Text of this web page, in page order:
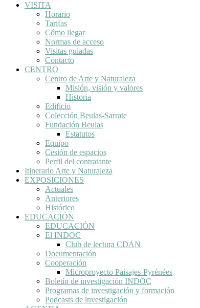
VISITA
Horario
Tarifas
Cómo llegar
Normas de acceso
Visitas guiadas
Contacto
CENTRO
Centro de Arte y Naturaleza
Misión, visión y valores
Historia
Edificio
Colección Beulas-Sarrate
Fundación Beulas
Estatutos
Equipo
Cesión de espacios
Perfil del contratante
Itinerario Arte y Naturaleza
EXPOSICIONES
Actuales
Anteriores
Histórico
EDUCACIÓN
EDUCACIÓN
El INDOC
Club de lectura CDAN
Documentación
Cooperación
Microproyecto Paisajes-Pyrénées
Boletín de investigación INDOC
Programas de investigación y formación
Podcasts de investigación